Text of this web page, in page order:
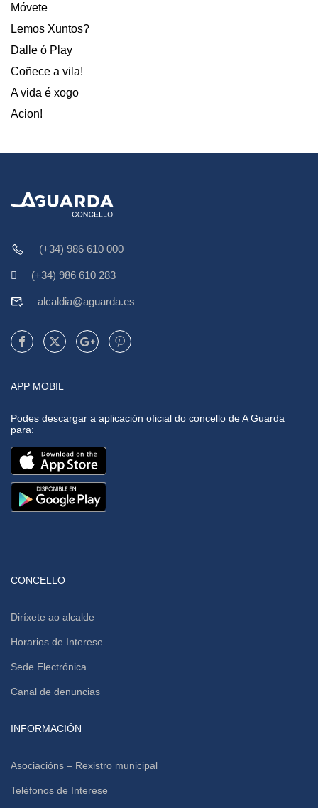
Móvete
Lemos Xuntos?
Dalle ó Play
Coñece a vila!
A vida é xogo
Acion!
(+34) 986 610 000
(+34) 986 610 283
alcaldia@aguarda.es
APP MOBIL
Podes descargar a aplicación oficial do concello de A Guarda
para:
CONCELLO
Diríxete ao alcalde
Horarios de Interese
Sede Electrónica
Canal de denuncias
INFORMACIÓN
Asociacións – Rexistro municipal
Teléfonos de Interese